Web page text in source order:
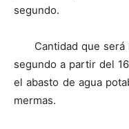
segundo.
Cantidad que
segundo a partir del
el abasto de agua
mermas.